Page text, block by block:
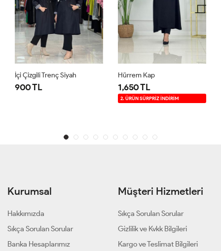
İçi Çizgili Trenç Siyah
900 TL
Hürrem Kap
1,650 TL
2. ÜRÜN SÜRPRİZ İNDİRİM
Kurumsal
Hakkımızda
Sıkça Sorulan Sorular
Banka Hesaplarımız
Müşteri Hizmetleri
Sıkça Sorulan Sorular
Gizlilik ve Kvkk Bilgileri
Kargo ve Teslimat Bilgileri